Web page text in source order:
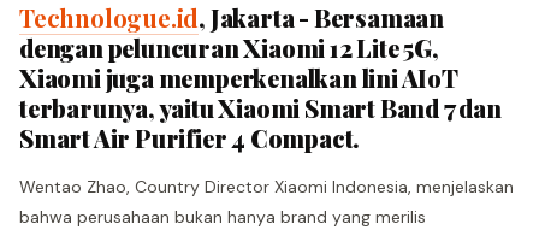
Technologue.id, Jakarta - Bersamaan
dengan peluncuran Xiaomi 12 Lite 5G,
Xiaomi juga memperkenalkan lini AIoT
terbarunya, yaitu Xiaomi Smart Band 7 dan
Smart Air Purifier 4 Compact.
Wentao Zhao, Country Director Xiaomi Indonesia, menjelaskan
bahwa perusahaan bukan hanya brand yang merilis